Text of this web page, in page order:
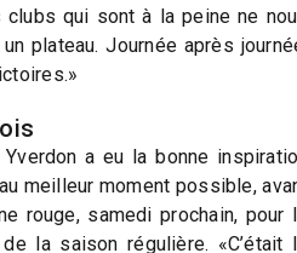
clubs qui sont à la peine ne
plateau. Journée après
a eu la bonne
meilleur moment possible,
rouge, samedi prochain, pour
la saison régulière. «C’était